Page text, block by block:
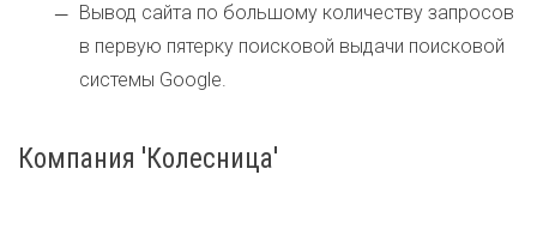
Вывод сайта по большому количеству запросов
в первую пятерку поисковой выдачи поисковой
системы Google.
Компания 'Колесница'